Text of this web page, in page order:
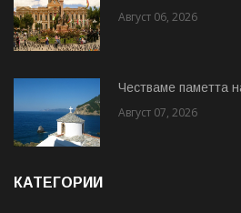
Август 06, 2026
Честваме паметта
Август 07, 2026
КАТЕГОРИИ